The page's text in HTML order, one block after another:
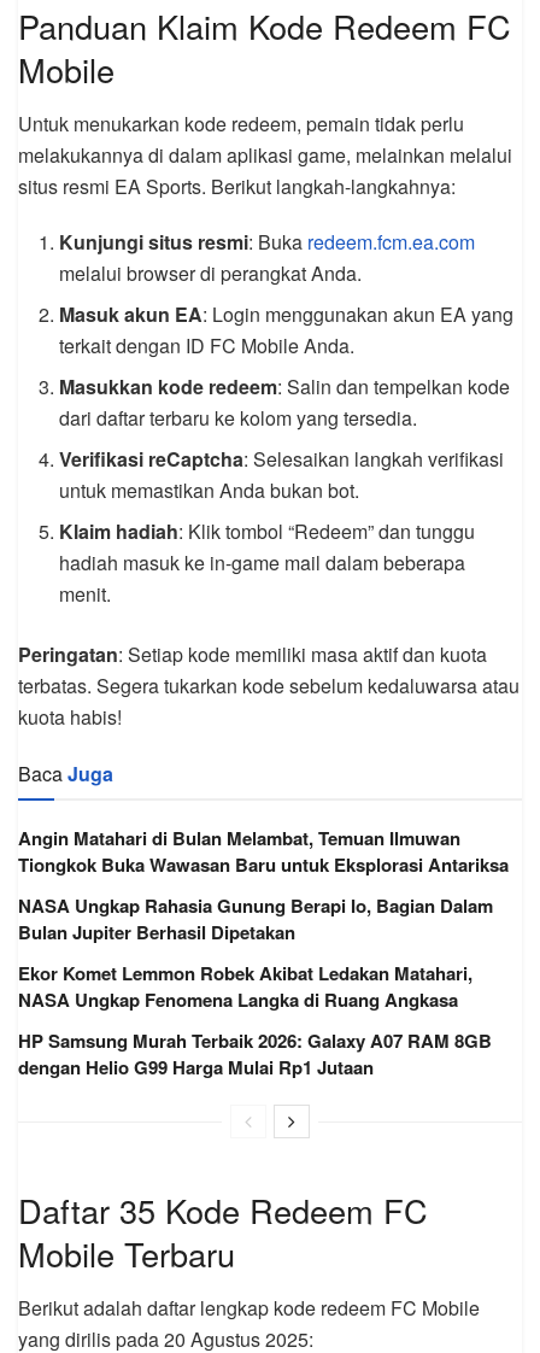
Panduan Klaim Kode Redeem FC
Mobile
Untuk menukarkan kode redeem, pemain tidak perlu
melakukannya di dalam aplikasi game, melainkan melalui
situs resmi EA Sports. Berikut langkah-langkahnya:
Kunjungi situs resmi: Buka redeem.fcm.ea.com
melalui browser di perangkat Anda.
Masuk akun EA: Login menggunakan akun EA yang
terkait dengan ID FC Mobile Anda.
Masukkan kode redeem: Salin dan tempelkan kode
dari daftar terbaru ke kolom yang tersedia.
Verifikasi reCaptcha: Selesaikan langkah verifikasi
untuk memastikan Anda bukan bot.
Klaim hadiah: Klik tombol “Redeem” dan tunggu
hadiah masuk ke in-game mail dalam beberapa
menit.
Peringatan: Setiap kode memiliki masa aktif dan kuota
terbatas. Segera tukarkan kode sebelum kedaluwarsa atau
kuota habis!
BacaJuga
Angin Matahari di Bulan Melambat, Temuan Ilmuwan
Tiongkok Buka Wawasan Baru untuk Eksplorasi Antariksa
NASA Ungkap Rahasia Gunung Berapi Io, Bagian Dalam
Bulan Jupiter Berhasil Dipetakan
Ekor Komet Lemmon Robek Akibat Ledakan Matahari,
NASA Ungkap Fenomena Langka di Ruang Angkasa
HP Samsung Murah Terbaik 2026: Galaxy A07 RAM 8GB
dengan Helio G99 Harga Mulai Rp1 Jutaan
Daftar 35 Kode Redeem FC
Mobile Terbaru
Berikut adalah daftar lengkap kode redeem FC Mobile
yang dirilis pada 20 Agustus 2025: